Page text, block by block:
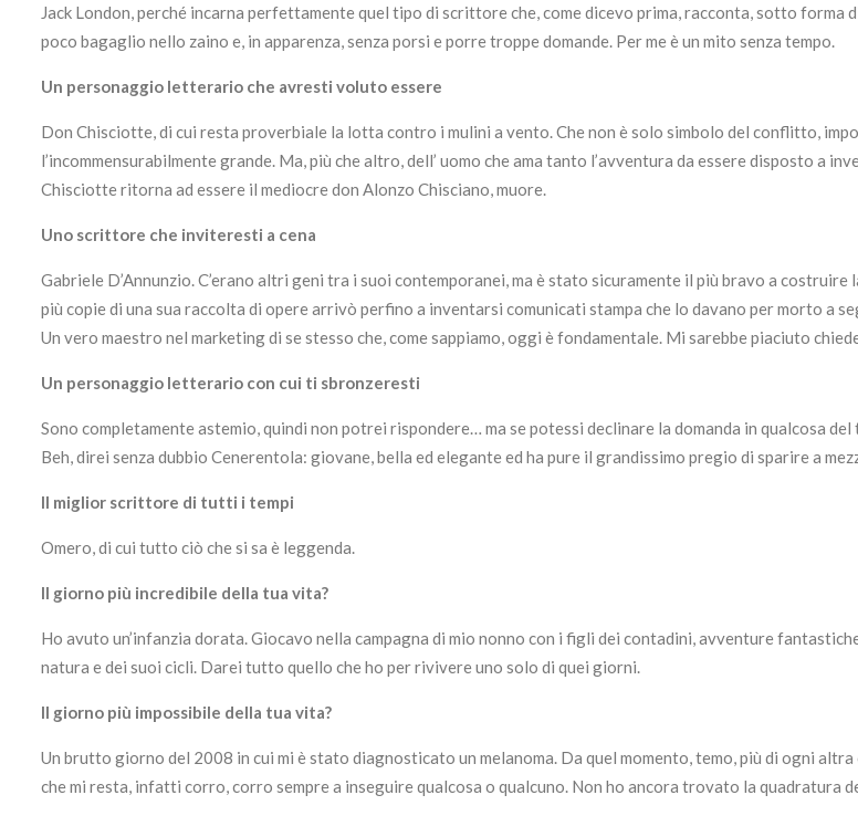
Jack London, perché incarna perfettamente quel tipo di scrittore che, come dicevo prima, racconta, sotto forma
poco bagaglio nello zaino e, in apparenza, senza porsi e porre troppe domande. Per me è un mito senza tempo.
Un personaggio letterario che avresti voluto essere
Don Chisciotte, di cui resta proverbiale la lotta contro i mulini a vento. Che non è solo simbolo del conflitto,
l’incommensurabilmente grande. Ma, più che altro, dell’ uomo che ama tanto l’avventura da essere disposto a
Chisciotte ritorna ad essere il mediocre don Alonzo Chisciano, muore.
Uno scrittore che inviteresti a cena
Gabriele D’Annunzio. C’erano altri geni tra i suoi contemporanei, ma è stato sicuramente il più bravo a costruire
più copie di una sua raccolta di opere arrivò perfino a inventarsi comunicati stampa che lo davano per morto a
Un vero maestro nel marketing di se stesso che, come sappiamo, oggi è fondamentale. Mi sarebbe piaciuto
Un personaggio letterario con cui ti sbronzeresti
Sono completamente astemio, quindi non potrei rispondere… ma se potessi declinare la domanda in qualcosa del
Beh, direi senza dubbio Cenerentola: giovane, bella ed elegante ed ha pure il grandissimo pregio di sparire a
Il miglior scrittore di tutti i tempi
Omero, di cui tutto ciò che si sa è leggenda.
Il giorno più incredibile della tua vita?
Ho avuto un’infanzia dorata. Giocavo nella campagna di mio nonno con i figli dei contadini, avventure
natura e dei suoi cicli. Darei tutto quello che ho per rivivere uno solo di quei giorni.
Il giorno più impossibile della tua vita?
Un brutto giorno del 2008 in cui mi è stato diagnosticato un melanoma. Da quel momento, temo, più di ogni altra
che mi resta, infatti corro, corro sempre a inseguire qualcosa o qualcuno. Non ho ancora trovato la quadratura